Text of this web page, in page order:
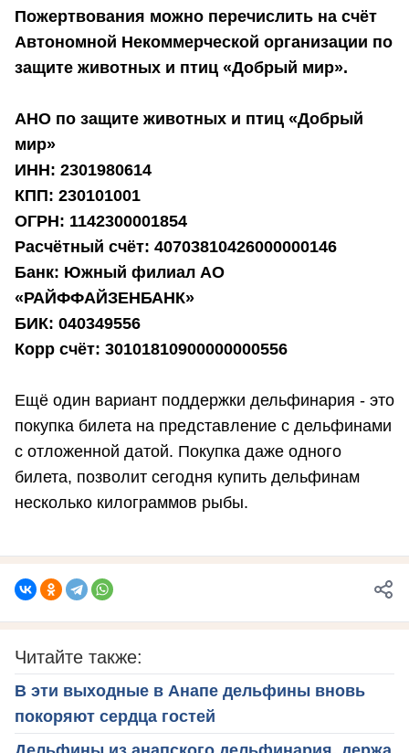
Пожертвования можно перечислить на счёт
Автономной Некоммерческой организации по
защите животных и птиц «Добрый мир».
АНО по защите животных и птиц «Добрый
мир»
ИНН: 2301980614
КПП: 230101001
ОГРН: 1142300001854
Расчётный счёт: 40703810426000000146
Банк: Южный филиал АО
«РАЙФФАЙЗЕНБАНК»
БИК: 040349556
Корр счёт: 30101810900000000556
Ещё один вариант поддержки дельфинария - это
покупка билета на представление с дельфинами
с отложенной датой. Покупка даже одного
билета, позволит сегодня купить дельфинам
несколько килограммов рыбы.
Читайте также:
В эти выходные в Анапе дельфины вновь
покоряют сердца гостей